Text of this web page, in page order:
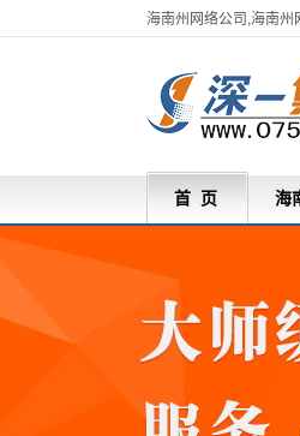
海南州网络公司,海南
首 页 海